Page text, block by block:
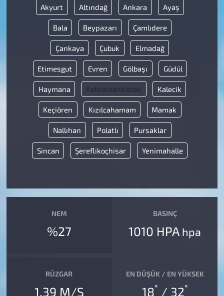
Akyurt Altındağ Ankara Ayaş
Bala Beypazarı Çamlıdere
Çankaya Çubuk Elmadağ
Etimesgut Evren Gölbaşı Güdül
Haymana Kahramankazan Kalecik
Keçiören Kızılcahamam Mamak
Nallıhan Polatlı Pursaklar
Sincan Şereflikoçhisar Yenimahalle
NEM
%27
BASINÇ
1010 HPA hpa
RÜZGAR
1.39 M/S
EN DÜŞÜK / EN YÜKSEK
18° / 32°